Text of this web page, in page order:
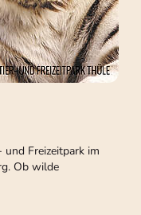
und Freizeitpark im
Ob wilde